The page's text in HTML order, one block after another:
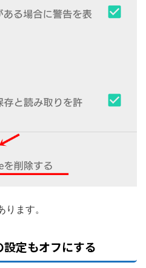
ます。
定もオフにする